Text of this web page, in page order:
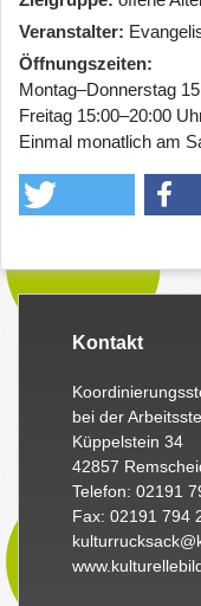
Veranstalter
Öffnungszeiten
Montag–Donnerstag
Freitag 15:00–20:00
Einmal monatlich am
Kontakt
bei der
Küppelstein 34
42857
Telefon: 02191
Fax: 02191 794